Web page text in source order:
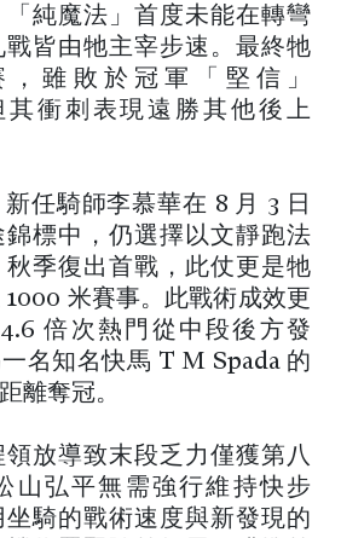
「純魔法」首度未能在轉彎
皆由牠主宰步速。最終牠
雖敗於冠軍「堅信」
其衝刺表現遠勝其他後上
任騎師李慕華在 8 月 3 日
標中，仍選擇以文靜跑法
季復出首戰，此仗更是牠
米賽事。此戰術成效更
倍次熱門從中段後方發
名知名快馬 T M Spada 的
離奪冠。
放導致末段乏力僅獲第八
山弘平無需強行維持快步
騎的戰術速度與新發現的